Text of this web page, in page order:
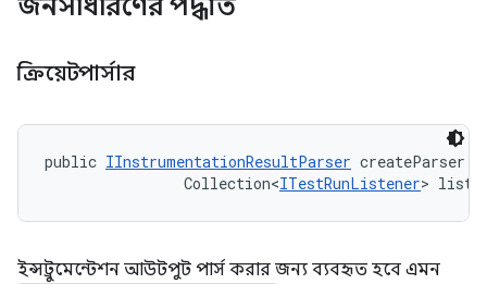
জনসাধারণের পদ্ধতি
ক্রিয়েটপার্সার
public IInstrumentationResultParser createParser
                Collection<
ITestRunListener>
ইন্সট্রুমেন্টেশন আউটপুট পার্স করার জন্য ব্যবহৃত হবে এমন